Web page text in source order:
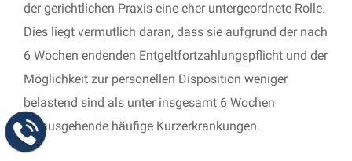
der gerichtlichen Praxis eine eher untergeordnete Rolle.
Dies liegt vermutlich daran, dass sie aufgrund der nach
6 Wochen endenden Entgeltfortzahlungspflicht und der
Möglichkeit zur personellen Disposition weniger
belastend sind als unter insgesamt 6 Wochen
hinausgehende häufige Kurzerkrankungen.